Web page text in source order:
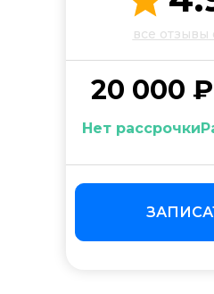
все
20 000
Нет